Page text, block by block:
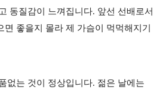
동질감이 느껴집니다. 앞선 선배로서
좋을지 몰라 제 가슴이 먹먹해지기
없는 것이 정상입니다. 젊은 날에는